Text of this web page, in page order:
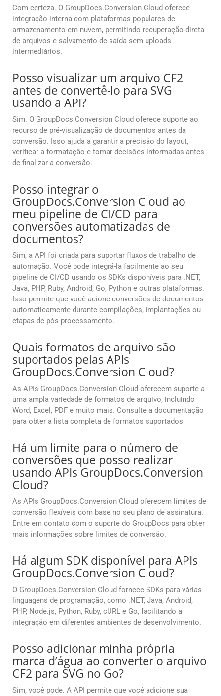
Com certeza. O GroupDocs.Conversion Cloud oferece
integração interna com plataformas populares de
armazenamento em nuvem, permitindo recuperação direta
de arquivos e salvamento de saída sem uploads
intermediários.
Posso visualizar um arquivo CF2
antes de convertê-lo para SVG
usando a API?
Sim. O GroupDocs.Conversion Cloud oferece suporte ao
recurso de pré-visualização de documentos antes da
conversão. Isso ajuda a garantir a precisão do layout,
verificar a formatação e tomar decisões informadas antes
de finalizar a conversão.
Posso integrar o
GroupDocs.Conversion Cloud ao
meu pipeline de CI/CD para
conversões automatizadas de
documentos?
Sim, a API foi criada para suportar fluxos de trabalho de
automação. Você pode integrá-la facilmente ao seu
pipeline de CI/CD usando os SDKs disponíveis para .NET,
Java, PHP, Ruby, Android, Go, Python e outras plataformas.
Isso permite que você acione conversões de documentos
automaticamente durante compilações, implantações ou
etapas de pós-processamento.
Quais formatos de arquivo são
suportados pelas APIs
GroupDocs.Conversion Cloud?
As APIs GroupDocs.Conversion Cloud oferecem suporte a
uma ampla variedade de formatos de arquivo, incluindo
Word, Excel, PDF e muito mais. Consulte a documentação
para obter a lista completa de formatos suportados.
Há um limite para o número de
conversões que posso realizar
usando APIs GroupDocs.Conversion
Cloud?
As APIs GroupDocs.Conversion Cloud oferecem limites de
conversão flexíveis com base no seu plano de assinatura.
Entre em contato com o suporte do GroupDocs para obter
mais informações sobre limites de conversão.
Há algum SDK disponível para APIs
GroupDocs.Conversion Cloud?
O GroupDocs.Conversion Cloud fornece SDKs para várias
linguagens de programação, como .NET, Java, Android,
PHP, Node.js, Python, Ruby, cURL e Go, facilitando a
integração em diferentes ambientes de desenvolvimento.
Posso adicionar minha própria
marca d’água ao converter o arquivo
CF2 para SVG no Go?
Sim, você pode. A API permite que você adicione sua